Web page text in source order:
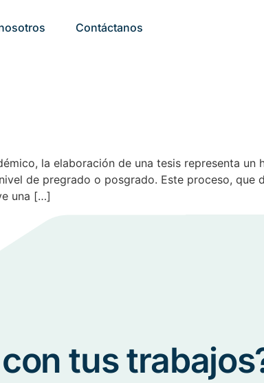
Contáctanos
la elaboración de una tesis representa un
de pregrado o posgrado. Este proceso, que
una […]
tus